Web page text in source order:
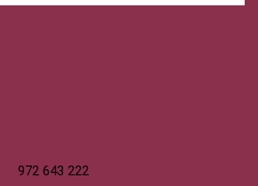
972 643 222